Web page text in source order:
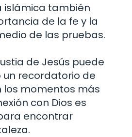
islámica también
de la fe y la
de las pruebas.
de Jesús puede
un recordatorio de
los momentos más
con Dios es
encontrar